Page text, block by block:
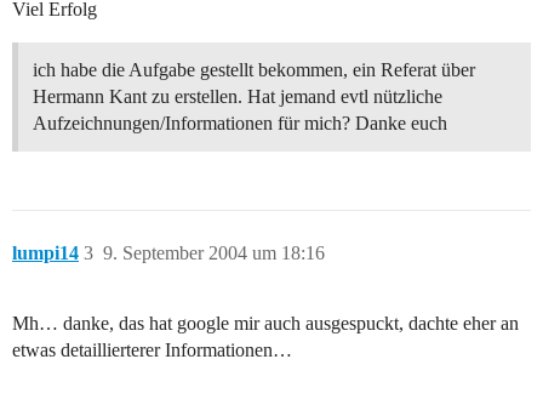
Viel Erfolg
ich habe die Aufgabe gestellt bekommen, ein Referat über
Hermann Kant zu erstellen. Hat jemand evtl nützliche
Aufzeichnungen/Informationen für mich? Danke euch
lumpi14 9. September 2004 um 18:16
3
Mh… danke, das hat google mir auch ausgespuckt, dachte eher an
etwas detaillierterer Informationen…